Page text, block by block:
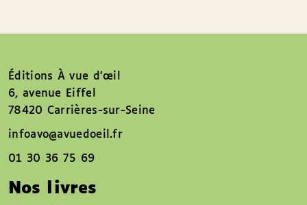
Éditions À vue d’œil
6, avenue Eiffel
78420 Carrières-sur-Seine
infoavo@avuedoeil.fr
01 30 36 75 69
Nos livres